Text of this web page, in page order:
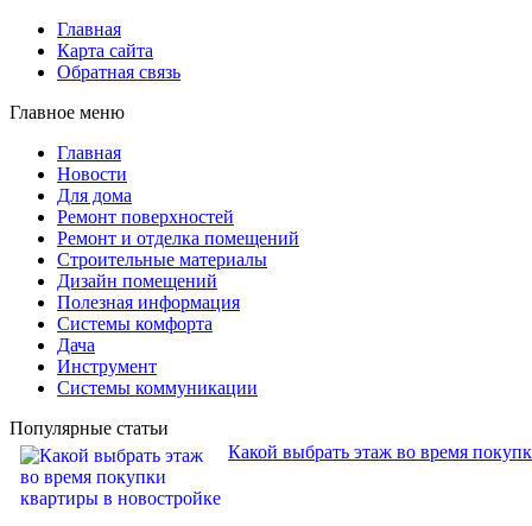
Главная
Карта сайта
Обратная связь
Главное меню
Главная
Новости
Для дома
Ремонт поверхностей
Ремонт и отделка помещений
Строительные материалы
Дизайн помещений
Полезная информация
Системы комфорта
Дача
Инструмент
Системы коммуникации
Популярные статьи
Какой выбрать этаж во время